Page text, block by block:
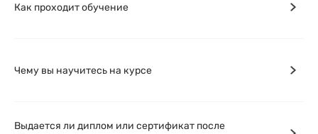
Как проходит обучение
Чему вы научитесь на курсе
Выдается ли диплом или сертификат после